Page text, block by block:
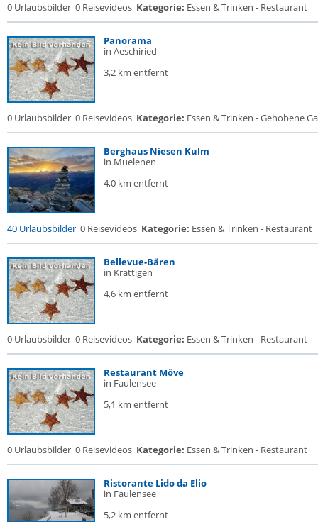
0 Urlaubsbilder 0 Reisevideos Kategorie: Essen & Trinken - Restaurant
Panorama
in Aeschiried
3,2 km entfernt
0 Urlaubsbilder 0 Reisevideos Kategorie: Essen & Trinken - Gehobene
Berghaus Niesen Kulm
in Muelenen
4,0 km entfernt
40 Urlaubsbilder 0 Reisevideos Kategorie: Essen & Trinken - Restaurant
Bellevue-Bären
in Krattigen
4,6 km entfernt
0 Urlaubsbilder 0 Reisevideos Kategorie: Essen & Trinken - Restaurant
Restaurant Möve
in Faulensee
5,1 km entfernt
0 Urlaubsbilder 0 Reisevideos Kategorie: Essen & Trinken - Restaurant
Ristorante Lido da Elio
in Faulensee
5,2 km entfernt